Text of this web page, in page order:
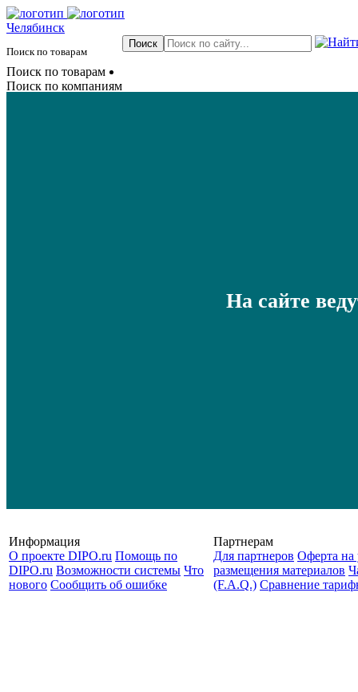
Челябинск
Поиск по товарам
Поиск по товарам
Поиск по компаниям
На сайте
Информация
О проекте DIPO.ru Помощь по
DIPO.ru Возможности системы Что
нового Сообщить об ошибке
Партнерам
Для партнеров Оферта на
размещения материалов
(F.A.Q.) Cравнение